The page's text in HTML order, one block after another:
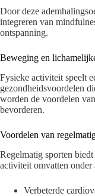
Door deze
integreren van
ontspanning.
Beweging en
Fysieke activiteit speelt
gezondheidsvoordelen
worden de voordelen
bevorderen.
Voordelen van
Regelmatig sporten
activiteit omvatten onder
Verbeterde